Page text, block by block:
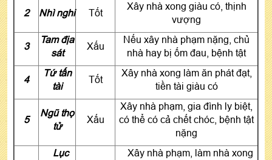
2 Nhì nghi Tốt
Xây nhà xong giàu có, thịnh
vượng
3
Tam địa
sát
Xấu
Nếu xây nhà phạm nặng, chủ
nhà hay bị ốm đau, bệnh tật
4
Tứ tấn
tài
Tốt
Xây nhà xong làm ăn phát đạt,
tiền tài giàu có
5
Ngũ thọ
tử
Xấu
Xây nhà phạm, gia đình ly biệt,
có thể có cả chết chóc, bệnh tật
nặng
Lục
Xây nhà phạm, làm nhà xong